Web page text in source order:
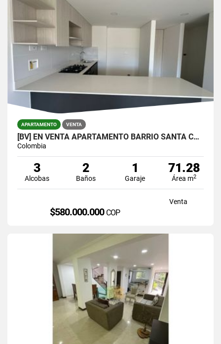
APARTAMENTO VENTA
[BV] EN VENTA APARTAMENTO BARRIO SANTA CATALINA, SURAMÉRICA, ITAGÜÍ
Colombia
3
Alcobas
2
Baños
1
Garaje
71.28
Área m2
Venta
$580.000.000 COP